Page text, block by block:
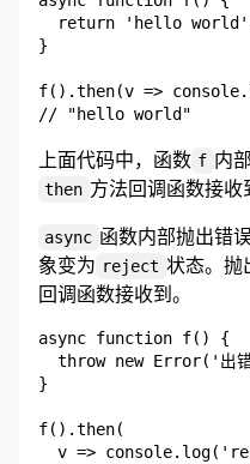
return 'hello
}
f().then(v =>
上面代码中，函数 f 内部
then 方法回调函数接收
async 函数内部抛出错
象变为 reject 状态。抛
回调函数接收到。
async function f() {
throw new Error('出
}
f().then(
v =>